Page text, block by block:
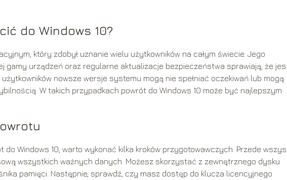
do Windows 10?
który zdobył uznanie wielu użytkowników na całym świecie. Jego
gamy urządzeń oraz regularne aktualizacje bezpieczeństwa sprawiają, że
nowsze wersje systemu mogą nie spełniać oczekiwań lub mogą
W takich przypadkach powrót do Windows 10 może być najlepszym
Windows 10, warto wykonać kilka kroków przygotowawczych. Przede
wszystkich ważnych danych. Możesz skorzystać z zewnętrznego dysku
pamięci. Następnie, sprawdź, czy masz dostęp do klucza licencyjnego